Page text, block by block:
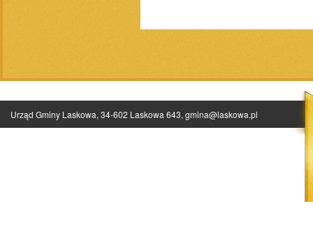
Urząd Gminy Laskowa, 34-602 Laskowa 643, gmina@laskowa.pl